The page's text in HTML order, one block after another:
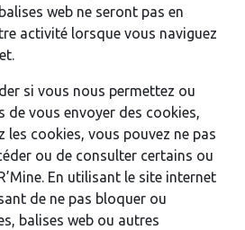
web ne seront pas en
activité lorsque vous naviguez
si vous nous permettez ou
de vous envoyer des cookies,
les cookies, vous pouvez ne pas
ou de consulter certains ou
En utilisant le site internet
de ne pas bloquer ou
balises web ou autres